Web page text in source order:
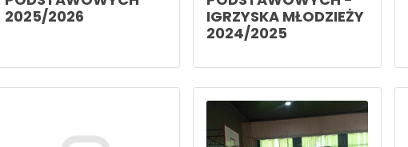
2025/2026
IGRZYSKA MŁODZIEŻY
2024/2025